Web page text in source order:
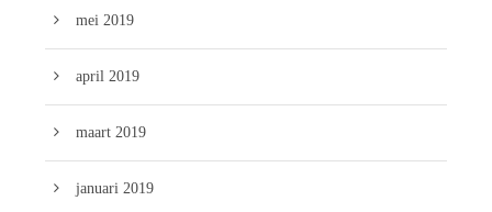
mei 2019
april 2019
maart 2019
januari 2019